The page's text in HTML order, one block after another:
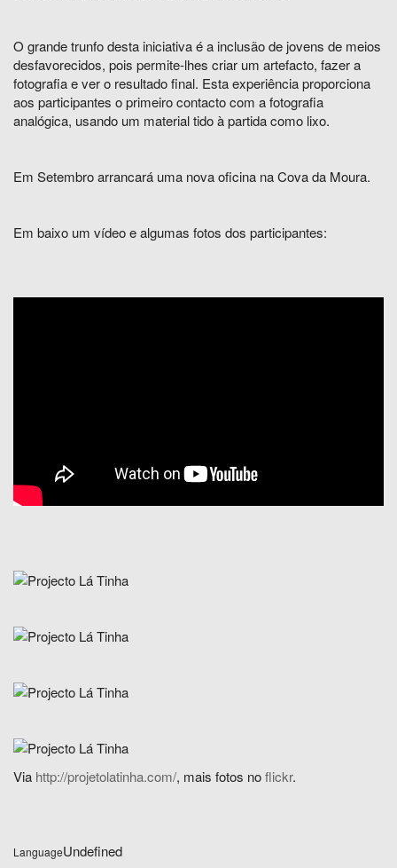
O grande trunfo desta iniciativa é a inclusão de jovens de meios
desfavorecidos, pois permite-lhes criar um artefacto, fazer a
fotografia e ver o resultado final. Esta experiência proporciona
aos participantes o primeiro contacto com a fotografia
analógica, usando um material tido à partida como lixo.
Em Setembro arrancará uma nova oficina na Cova da Moura.
Em baixo um vídeo e algumas fotos dos participantes:
Via http://projetolatinha.com/, mais fotos noflickr.
LanguageUndefined